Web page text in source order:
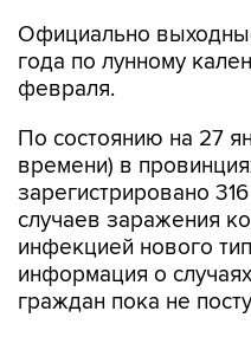
Официально
года по лунному
февраля.
По состоянию на 27
времени) в
зарегистрировано
случаев заражения
инфекцией нового
информация о
граждан пока не